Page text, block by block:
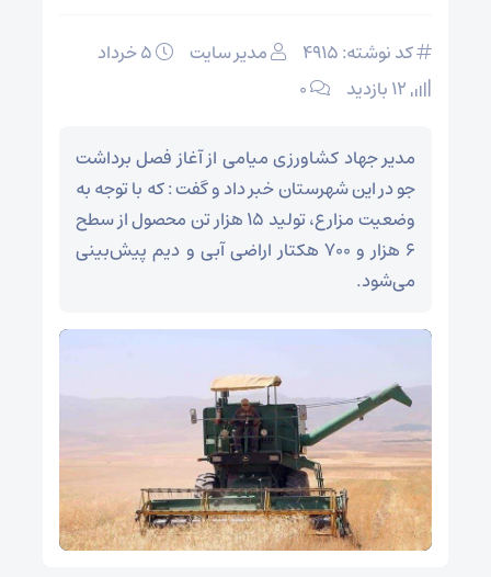
کد نوشته: 4915 مدیر سایت
۰
مدیر جهاد کشاورزی میامی از آغاز فصل برداشت
جو در این شهرستان خبر داد و گفت : که با توجه به
وضعیت مزارع، تولید ۱۵ هزار تن محصول از سطح
۶ هزار و ۷۰۰ هکتار اراضی آبی و دیم پیش‌بینی
می‌شود.